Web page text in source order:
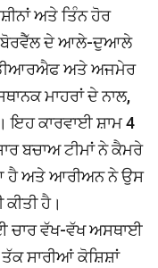
ਅਤੇ ਤਿੰਨ ਹੋਰ
ਬੋਰਵੈੱਲ ਦੇ ਆਲੇ-ਦੁਆਲੇ
ਅਤੇ ਅਜਮੇਰ
ਮਾਹਰਾਂ ਦੇ ਨਾਲ,
ਕਾਰਵਾਈ ਸ਼ਾਮ 4
ਬਚਾਅ ਟੀਮਾਂ ਨੇ ਕੈਮਰੇ
ਹੈ ਅਤੇ ਆਰੀਅਨ ਨੇ ਉਸ
ਹੈ।
ਚਾਰ ਵੱਖ-ਵੱਖ ਅਸਥਾਈ
ਸਾਰੀਆਂ ਕੋਸ਼ਿਸ਼ਾਂ